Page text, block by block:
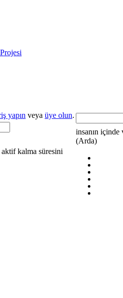
yapın veya üye olun.
aktif kalma süresini
insanın içinde
(Arda)